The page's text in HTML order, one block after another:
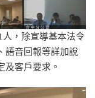
，除宣導基本法令
語音回報等詳加說
及客戶要求。